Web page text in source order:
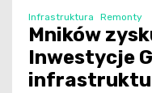
Infrastruktura Remonty
Mników
Inwestycje